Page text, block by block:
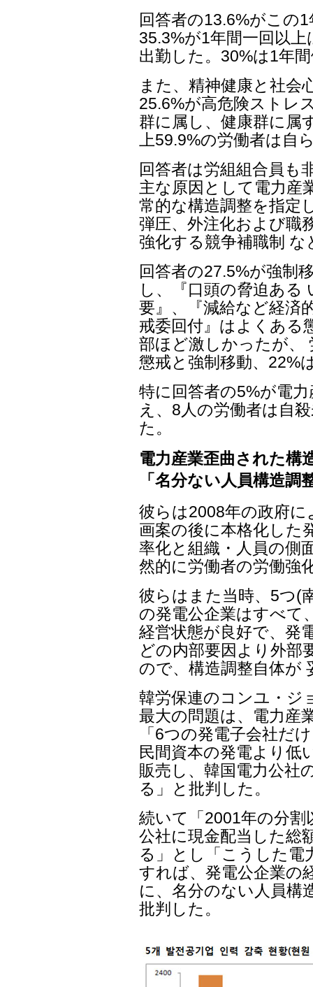
回答者の13.6%がこの
35.3%が1年間一回以
出勤した。30%は1年
また、精神健康と社会
25.6%が高危険ストレ
群に属し、健康群に属
上59.9%の労働者は自
回答者は労組組合員も
主な原因として電力産
常的な構造調整を指定
弾圧、外注化および職
強化する競争補職制
回答者の27.5%が強制
し、『口頭の脅迫ある
要』、『減給など経済
戒委回付』はよくある
部ほど激しかったが、
懲戒と強制移動、22%
特に回答者の5%が電
え、8人の労働者は自
た。
電力産業歪曲された構
「名分ない人員構造調
彼らは2008年の政府に
画案の後に本格化した
率化と組織・人員の側
然的に労働者の労働強
彼らはまた当時、5つ(
の発電公企業はすべて
経営状態が良好で、発
どの内部要因より外部
ので、構造調整自体が
韓労保連のコンユ・ジ
最大の問題は、電力産
「6つの発電子会社だ
民間資本の発電より低
販売し、韓国電力公社
る」と批判した。
続いて「2001年の分割
公社に現金配当した総
る」とし「こうした電
すれば、発電公企業の
に、名分のない人員構
批判した。